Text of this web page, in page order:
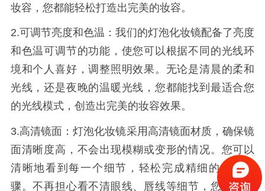
妆容，您都能轻松打造出完美的妆容。
2.可调节亮度和色温：我们的灯泡化妆镜配备了亮度
和色温可调节的功能，使您可以根据不同的光线环
境和个人喜好，调整照明效果。无论是清晨的柔和
光线，还是夜晚的温暖光线，您都能找到最适合您
的光线模式，创造出完美的妆容效果。
3.高清镜面：灯泡化妆镜采用高清镜面材质，确保镜
面清晰度高，不会出现模糊或变形的情况。您可以
清晰地看到每一个细节，轻松完成精细的化妆步
骤。不再担心看不清眼线、唇线等细节，您能够轻